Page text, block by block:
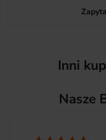
Inni
Nasze